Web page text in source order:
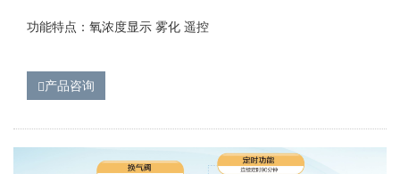
功能特点：氧浓度显示 雾化 遥控
产品咨询